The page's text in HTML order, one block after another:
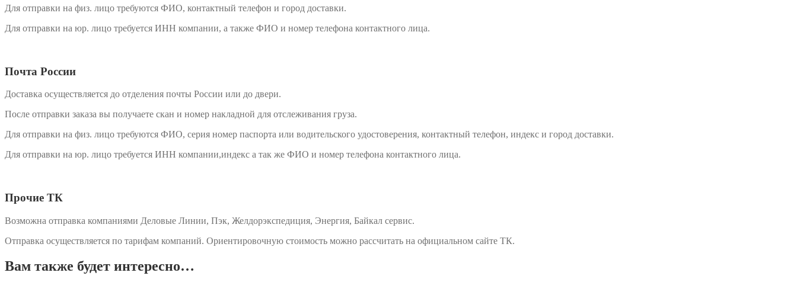
Для отправки на физ. лицо требуются ФИО, контактный телефон и город доставки.
Для отправки на юр. лицо требуется ИНН компании, а также ФИО и номер телефона контактного лица.
Почта России
Доставка осуществляется до отделения почты России или до двери.
После отправки заказа вы получаете скан и номер накладной для отслеживания груза.
Для отправки на физ. лицо требуются ФИО, серия номер паспорта или водительского удостоверения, контактный телефон, индекс и город доставки.
Для отправки на юр. лицо требуется ИНН компании,индекс а так же ФИО и номер телефона контактного лица.
Прочие ТК
Возможна отправка компаниями Деловые Линии, Пэк, Желдорэкспедиция, Энергия, Байкал сервис.
Отправка осуществляется по тарифам компаний. Ориентировочную стоимость можно рассчитать на официальном сайте ТК.
Вам также будет интересно…